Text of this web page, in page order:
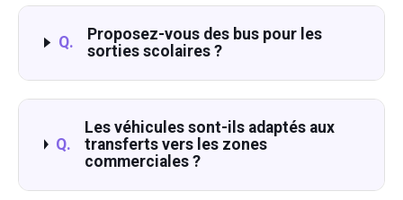
Q.
Proposez-vous des bus pour les
sorties scolaires ?
Q.
Les véhicules sont-ils adaptés aux
transferts vers les zones
commerciales ?